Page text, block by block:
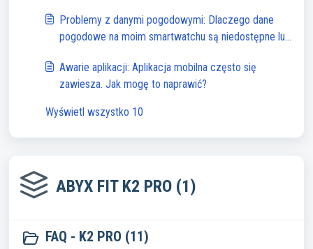
dello smartphone. 3. Segui questi passaggi in base al
tuo scenario: Scen
Problemy z danymi pogodowymi: Dlaczego dane
pogodowe na moim smartwatchu są niedostępne lub
Awarie aplikacji: Aplikacja mobilna często się
zawiesza. Jak mogę to naprawić?
Wyświetl wszystko 10
ABYX FIT K2 PRO (1)
FAQ - K2 PRO (11)